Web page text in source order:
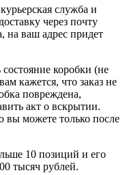
служба и
через почту
на ваш адрес придет
коробки (не
кажется, что заказ не
повреждена,
акт о вскрытии.
вы можете только после
10 позиций и его
тысяч рублей.